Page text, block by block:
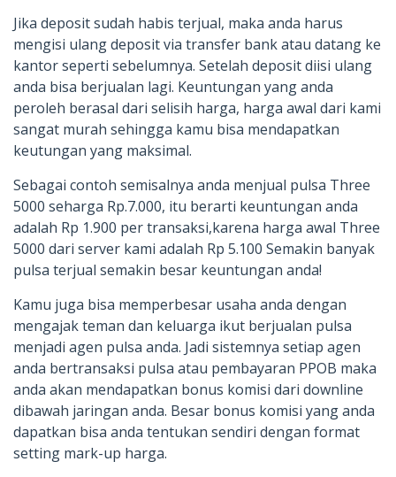
Jika deposit sudah habis terjual, maka anda harus
mengisi ulang deposit via transfer bank atau datang ke
kantor seperti sebelumnya. Setelah deposit diisi ulang
anda bisa berjualan lagi. Keuntungan yang anda
peroleh berasal dari selisih harga, harga awal dari kami
sangat murah sehingga kamu bisa mendapatkan
keutungan yang maksimal.
Sebagai contoh semisalnya anda menjual pulsa Three
5000 seharga Rp.7.000, itu berarti keuntungan anda
adalah Rp 1.900 per transaksi,karena harga awal Three
5000 dari server kami adalah Rp 5.100 Semakin banyak
pulsa terjual semakin besar keuntungan anda!
Kamu juga bisa memperbesar usaha anda dengan
mengajak teman dan keluarga ikut berjualan pulsa
menjadi agen pulsa anda. Jadi sistemnya setiap agen
anda bertransaksi pulsa atau pembayaran PPOB maka
anda akan mendapatkan bonus komisi dari downline
dibawah jaringan anda. Besar bonus komisi yang anda
dapatkan bisa anda tentukan sendiri dengan format
setting mark-up harga.